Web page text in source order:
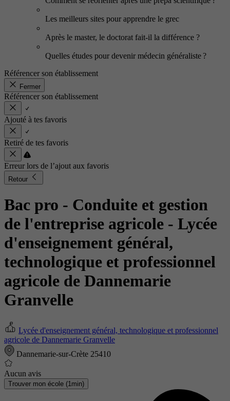
Les meilleurs sites pour apprendre le grec
Après le master, le doctorat fait-il la différence ?
Quelles études pour devenir médecin généraliste ?
Référencer son établissement
Fermer
Référencer son établissement
Ajouté à tes favoris
Retiré de tes favoris
Erreur lors de l’ajout aux favoris
Retour
Bac pro - Conduite et gestion
de l'entreprise agricole - Lycée
d'enseignement général,
technologique et professionnel
agricole de Dannemarie
Granvelle
Lycée d'enseignement général, technologique et professionnel
agricole de Dannemarie Granvelle
Dannemarie-sur-Crète 25410
Aucun avis
Trouver mon école (1min)